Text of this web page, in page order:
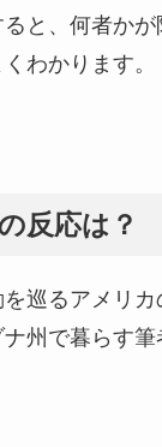
と、何者か
わかります。
反応は？
巡るアメリ
州で暮らす